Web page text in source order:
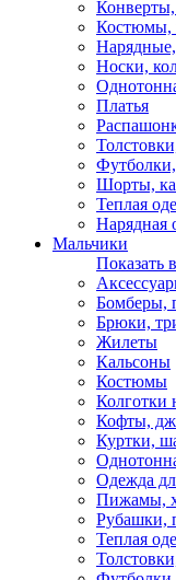
Конверты,
Костюмы,
Носки,
Платья
Шорты,
Теплая
Нарядная
Мальчики
Показать
Бомберы,
Брюки,
Жилеты
Кальсоны
Костюмы
Колготки
Кофты,
Куртки,
Одежда
Пижамы,
Рубашки,
Теплая